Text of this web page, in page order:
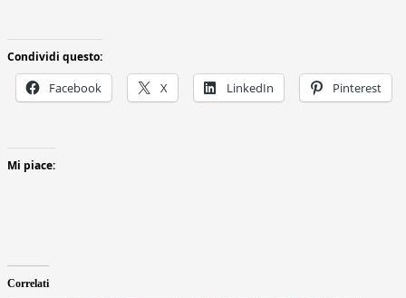
Condividi questo:
Facebook X LinkedIn Pinterest
Mi piace:
Correlati